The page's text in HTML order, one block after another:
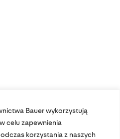
Bauer wykorzystują
celu zapewnienia
korzystania z naszych